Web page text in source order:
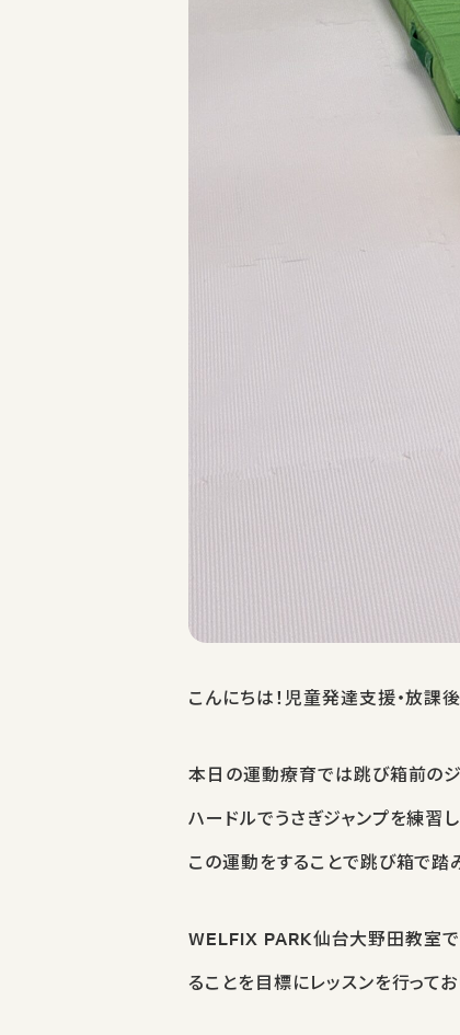
こんにちは！児童発達支援・放課
本日の運動療育では跳び箱前のジ
ハードルでうさぎジャンプを練習
この運動をすることで跳び箱で
WELFIX PARK仙台大野田教室で
ることを目標にレッスンを行ってお